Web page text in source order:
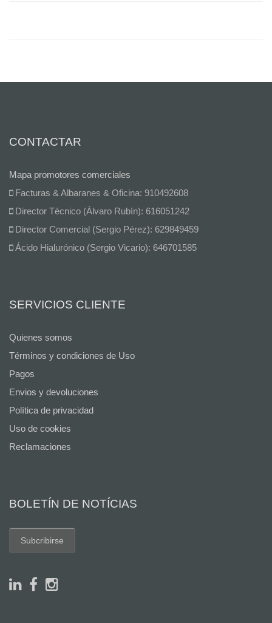
CONTACTAR
Mapa promotores comerciales
Facturas & Albaranes & Oficina: 910492608
Director Técnico (Álvaro Rubín): 616051242
Director Comercial (Sergio Pérez): 629849459
Ácido Hialurónico (Sergio Vicario): 646701585
SERVICIOS CLIENTE
Quienes somos
Términos y condiciones de Uso
Pagos
Envios y devoluciones
Política de privacidad
Uso de cookies
Reclamaciones
BOLETÍN DE NOTÍCIAS
Subcribirse